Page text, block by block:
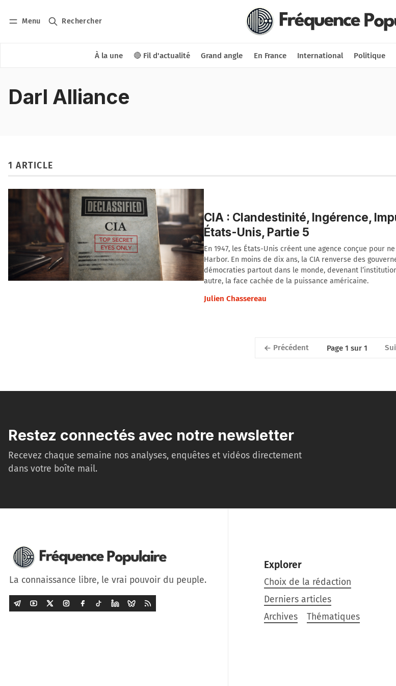
Menu Rechercher
À la une 🔴 Fil d'actualité Grand angle En France International Politique
Nous soutenir
Darl Alliance
1 ARTICLE
CIA : Clandestinité, Ingérence,
États-Unis, Partie 5
En 1947, les États-Unis créent une agence conçue pour
Harbor. En moins de dix ans, la CIA renverse des
démocraties partout dans le monde, devenant
autre, la face cachée de la puissance américaine.
Julien Chassereau
Précédent Page 1 sur 1
Restez connectés avec notre newsletter
Recevez chaque semaine nos analyses, enquêtes et vidéos directement
dans votre boîte mail.
La connaissance libre, le vrai pouvoir du peuple.
Explorer
Choix de la rédaction
Derniers articles
Archives
Thématiques